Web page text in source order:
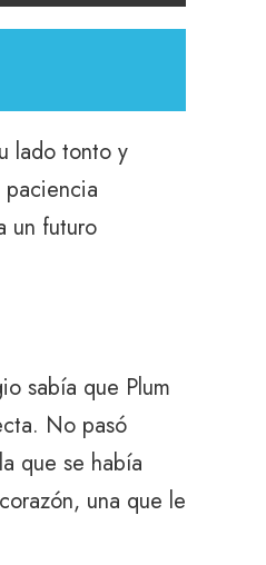
lado tonto y
paciencia
un futuro
sabía que Plum
No pasó
que se había
una que le